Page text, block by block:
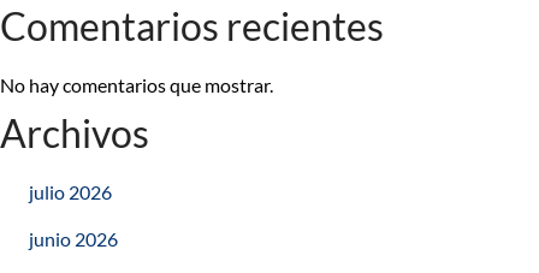
Comentarios recientes
No hay comentarios que mostrar.
Archivos
julio 2026
junio 2026